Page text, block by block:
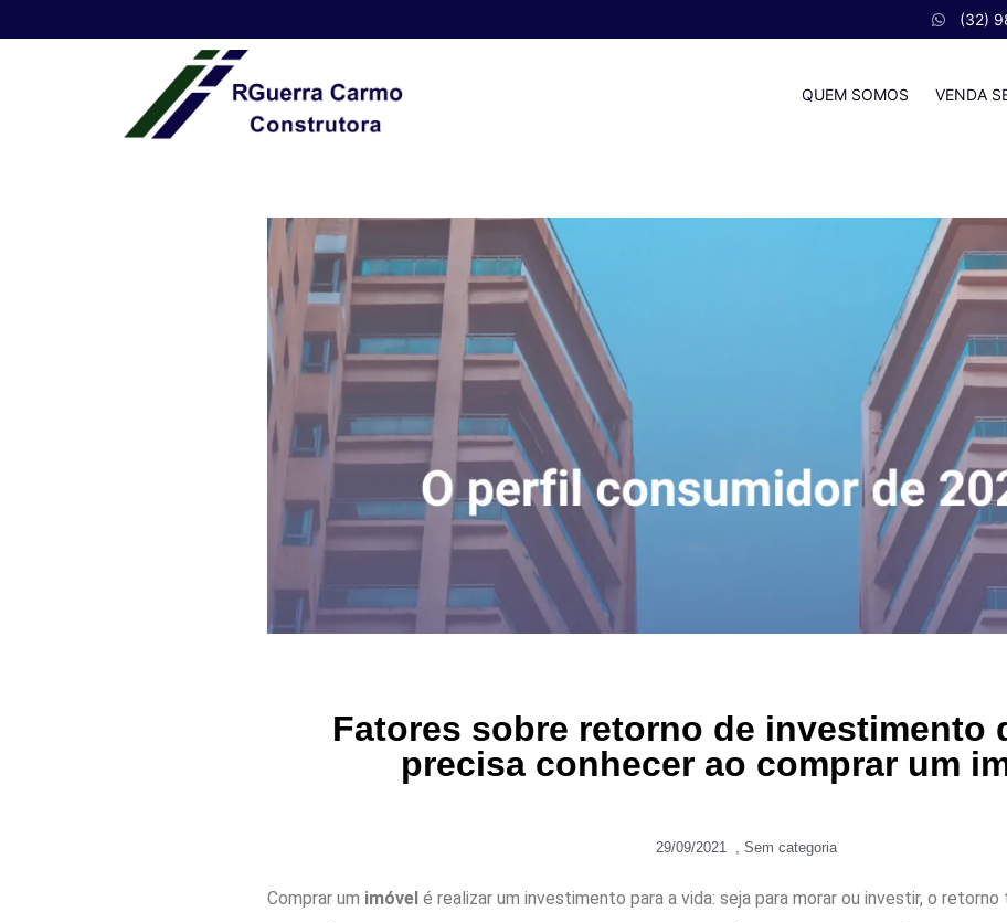
(32)
QUEM SOMOS VENDA
Fatores sobre retorno de investimento
precisa conhecer ao comprar um
29/09/2021 , Sem categoria
Comprar um imóvel é realizar um investimento para a vida: seja para morar ou investir, o